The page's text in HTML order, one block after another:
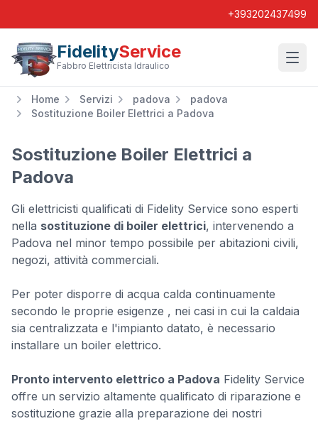
+393202437499
FidelityService
Fabbro Elettricista Idraulico
Home Servizi padova
padova
Sostituzione Boiler Elettrici a Padova
Sostituzione Boiler Elettrici a
Padova
Gli elettricisti qualificati di Fidelity Service sono esperti
nella sostituzione di boiler elettrici, intervenendo a
Padova nel minor tempo possibile per abitazioni civili,
negozi, attività commerciali.
Per poter disporre di acqua calda continuamente
secondo le proprie esigenze , nei casi in cui la caldaia
sia centralizzata e l'impianto datato, è necessario
installare un boiler elettrico.
Pronto intervento elettrico a Padova Fidelity Service
offre un servizio altamente qualificato di riparazione e
sostituzione grazie alla preparazione dei nostri